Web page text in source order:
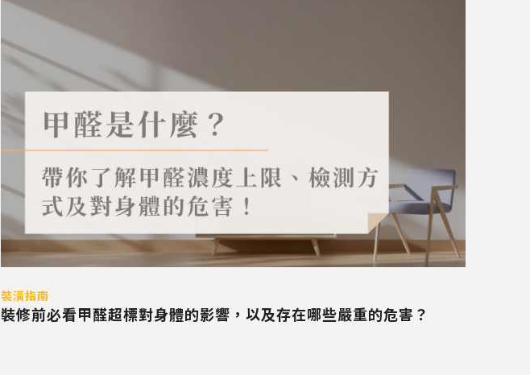
裝潢指南
裝修前必看甲醛超標對身體的影響，以及存在哪些嚴重的危害？